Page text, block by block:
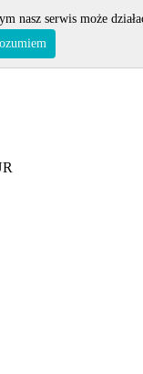
nasz serwis może